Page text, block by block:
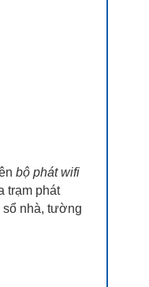
bộ phát wifi
trạm phát
sổ nhà, tường